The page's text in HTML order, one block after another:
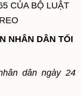
CỦA BỘ LUẬT
NHÂN DÂN TỐI
dân ngày 24